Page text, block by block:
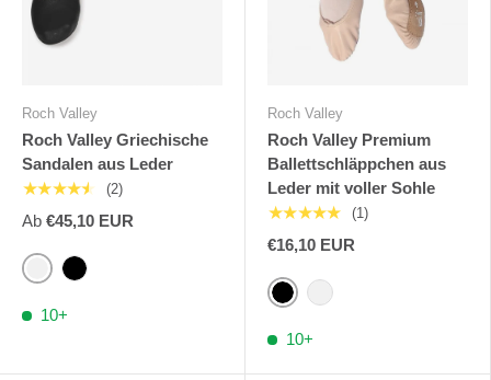
Roch Valley
Roch Valley Griechische
Sandalen aus Leder
★★★★★ (2)
Ab €45,10 EUR
Ballett Rosa
Schwarz
10+
Roch Valley
Roch Valley Premium
Ballettschläppchen aus
Leder mit voller Sohle
★★★★★ (1)
€16,10 EUR
SchwarzBlassrosa
10+